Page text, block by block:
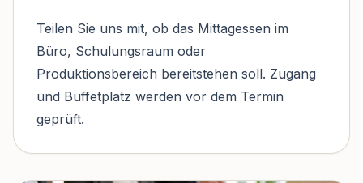
Teilen Sie uns mit, ob das Mittagessen im
Büro, Schulungsraum oder
Produktionsbereich bereitstehen soll. Zugang
und Buffetplatz werden vor dem Termin
geprüft.